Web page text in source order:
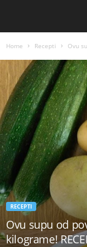
Home Recepti Ovu
RECEPTI
Ovu supu od
kilograme!